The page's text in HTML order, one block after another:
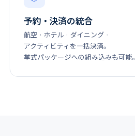
予約・決済の統合
航空 · ホテル · ダイニング ·
アクティビティを一括決済。
挙式パッケージへの組み込みも可能。